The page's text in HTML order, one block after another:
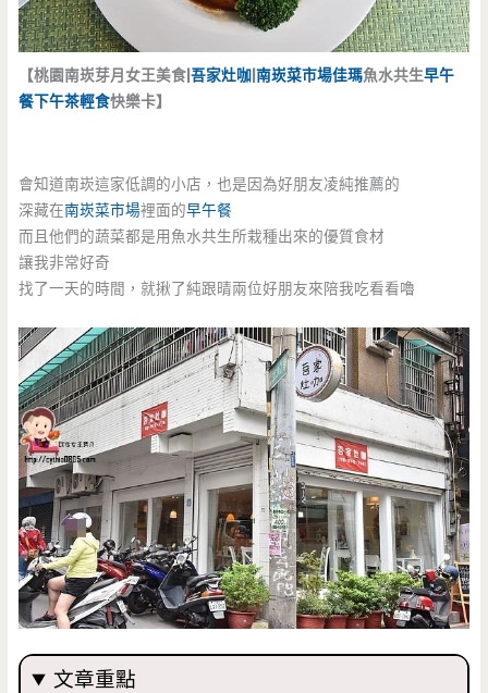
【桃園南崁芽月女王美食|吾家灶咖 |南崁菜市場佳瑪魚水共生早午
餐下午茶輕食快樂卡】
會知道南崁這家低調的小店，也是因為好朋友凌純推薦的
深藏在南崁菜市場裡面的早午餐
而且他們的蔬菜都是用魚水共生所栽種出來的優質食材
讓我非常好奇
找了一天的時間，就揪了純跟晴兩位好朋友來陪我吃看看嚕
文章重點